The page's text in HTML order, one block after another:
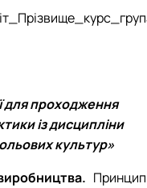
для проходження
із дисципліни
культур»